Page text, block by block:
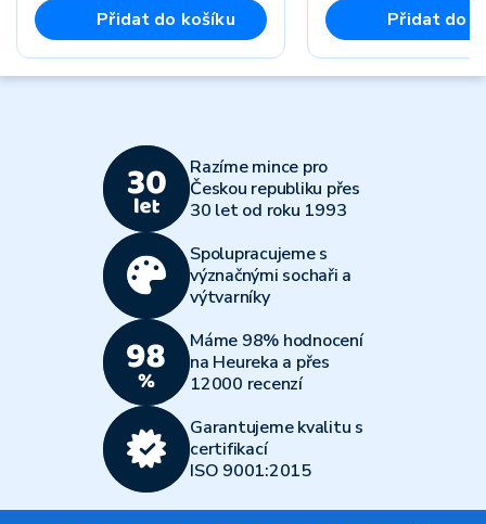
Přidat do košíku Přidat do
Razíme mince pro
Českou republiku přes
30 let od roku 1993
Spolupracujeme s
význačnými sochaři a
výtvarníky
Máme 98% hodnocení
na Heureka a přes
12000 recenzí
Garantujeme kvalitu s
certifikací
ISO 9001:2015